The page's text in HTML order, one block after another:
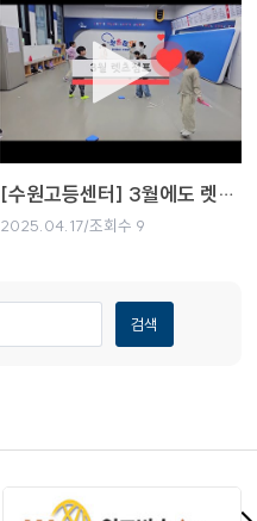
[수원고등센터] 3월에도 렛츠점프~!!
2025.04.17/조회수 9
검색